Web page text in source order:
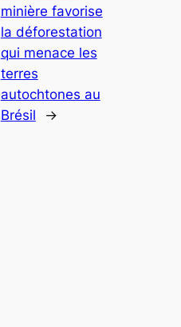
minière favorise
la déforestation
qui menace les
terres
autochtones au
Brésil
→